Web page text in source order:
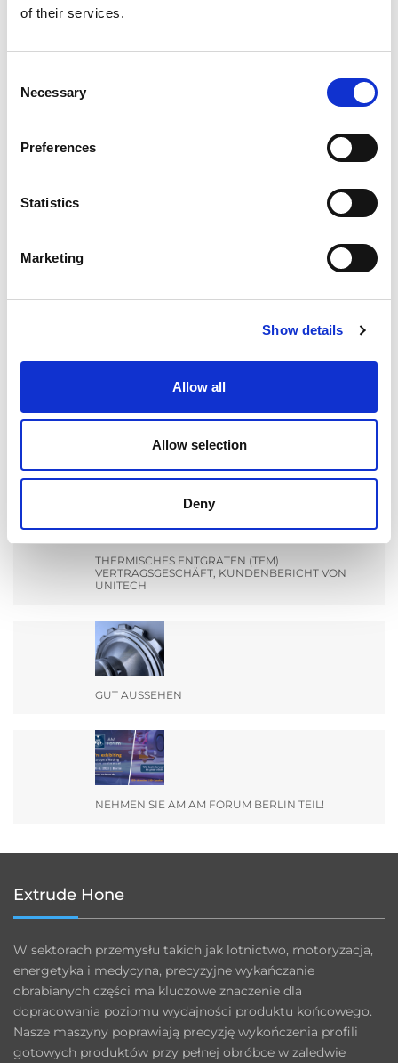
of their services.
Selection
Necessary
Preferences
Statistics
Marketing
Show details
Allow all
Allow selection
Deny
MACHEN SIE SICH BEREIT FÜR EIN TREFFEN MIT
DEM TEAM VON EXTRUDE HONE INDIA AUF DER
ENGIMACH.
THERMISCHES ENTGRATEN (TEM)
VERTRAGSGESCHÄFT, KUNDENBERICHT VON
UNITECH
GUT AUSSEHEN
NEHMEN SIE AM AM FORUM BERLIN TEIL!
Extrude Hone
W sektorach przemysłu takich jak lotnictwo, motoryzacja,
energetyka i medycyna, precyzyjne wykańczanie
obrabianych części ma kluczowe znaczenie dla
dopracowania poziomu wydajności produktu końcowego.
Nasze maszyny poprawiają precyzję wykończenia profili
gotowych produktów przy pełnej obróbce w zaledwie